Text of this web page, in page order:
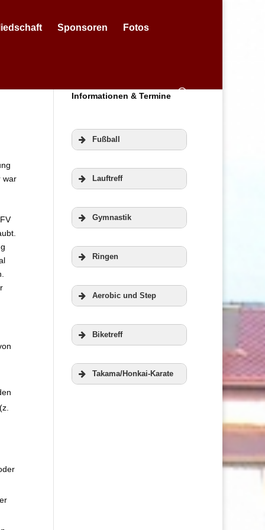
Sponsoren Fotos
war
Informationen & Termine
Fußball
Lauftreff
Veranstaltungen
Gymnastik
Weitere
Informationen
Ringen
Zur Homepage
Aerobic und Step
Biketreff
Takama/Honkai-Karate